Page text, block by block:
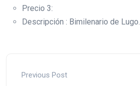
Precio 3:
Descripción : Bimilenario de Lugo.
Previous Post